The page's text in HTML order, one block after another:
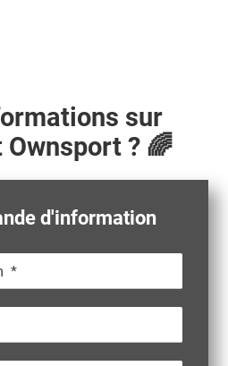
sur
Ownsport ? 🌈
d'information